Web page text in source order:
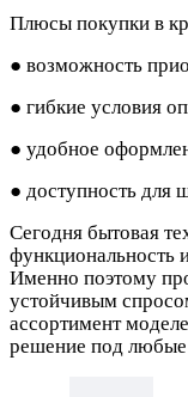
Плюсы покупки в
● возможность
● гибкие условия
● удобное
● доступность для
Сегодня бытовая
функциональность
Именно поэтому
устойчивым
ассортимент
решение под